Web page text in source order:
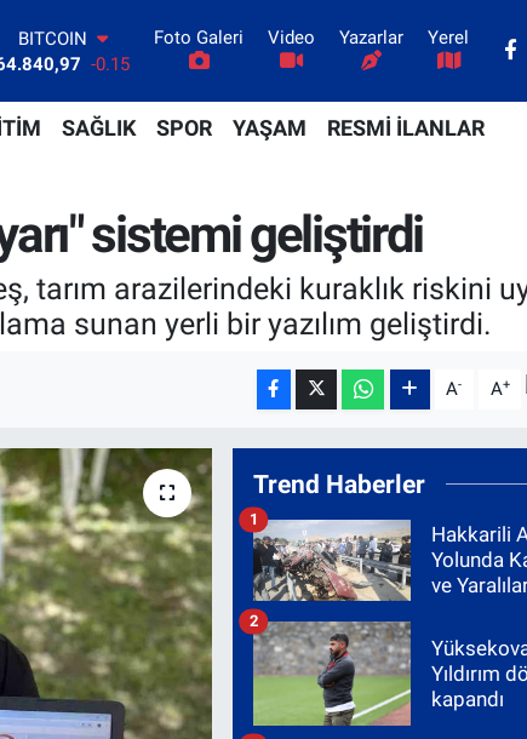
DOLAR
47,7436
0.18
55,2510
0.32
STERLİN
6660.55
BİST100
BITCOIN
-0.15
Foto Galeri Video Yazarlar Yerel
SAĞLIK SPOR YAŞAM RESMİ İLANLAR
sistemi geliştirdi
tarım arazilerindeki kuraklık riskini
sunan yerli bir yazılım geliştirdi.
A- A+
Trend Haberler
Hakkarili
Yolunda
ve
1
Yıldırım
kapandı
2